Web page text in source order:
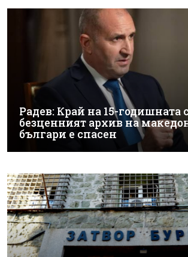
Радев: Край на 15-годишната
безценният архив на
българи е спасен